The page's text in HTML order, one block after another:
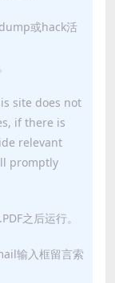
或hack活
site does not
if there is
relevant
promptly
之后运行。
输入框留言索